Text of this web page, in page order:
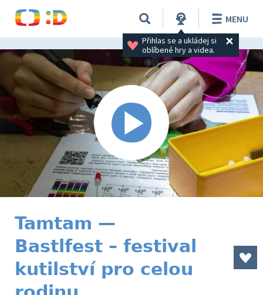
Přihlas se a ukládej si
oblíbené hry a videa.
MENU
Tamtam —
Bastlfest – festival
kutilství pro celou